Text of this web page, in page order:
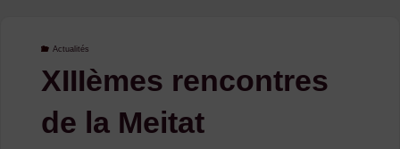
Actualités
XIIIèmes rencontres
de la Meitat